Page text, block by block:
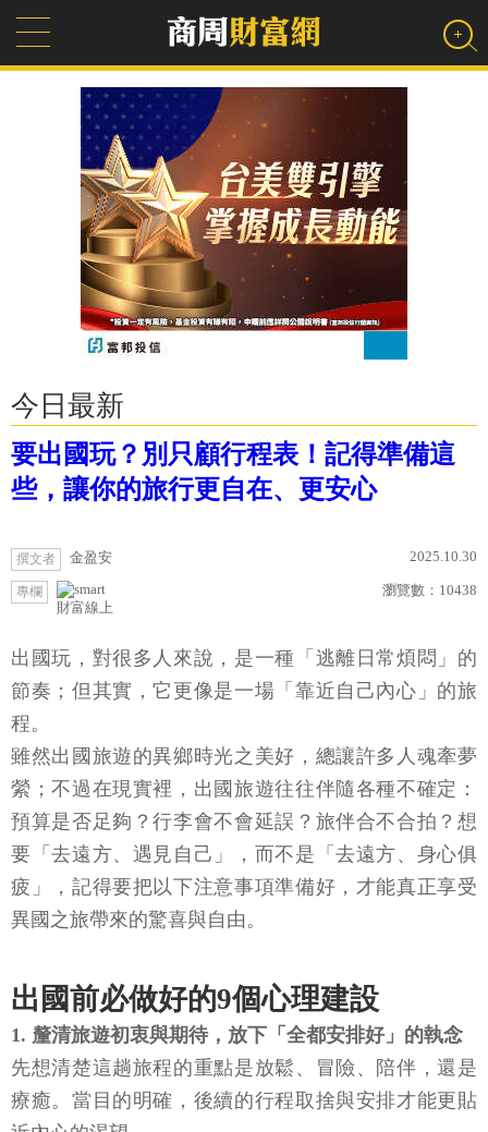
今日最新
要出國玩？別只顧行程表！記得準備這
些，讓你的旅行更自在、更安心
撰文者 金盈安 2025.10.30
專欄
財富線上
瀏覽數： 10438
出國玩，對很多人來說，是一種「逃離日常煩悶」的
節奏；但其實，它更像是一場「靠近自己內心」的旅
程。
雖然出國旅遊的異鄉時光之美好，總讓許多人魂牽夢
縈；不過在現實裡，出國旅遊往往伴隨各種不確定：
預算是否足夠？行李會不會延誤？旅伴合不合拍？想
要「去遠方、遇見自己」，而不是「去遠方、身心俱
出國前必做好的9個心理建設
1. 釐清旅遊初衷與期待，放下「全都安排好」的執念
先想清楚這趟旅程的重點是放鬆、冒險、陪伴，還是